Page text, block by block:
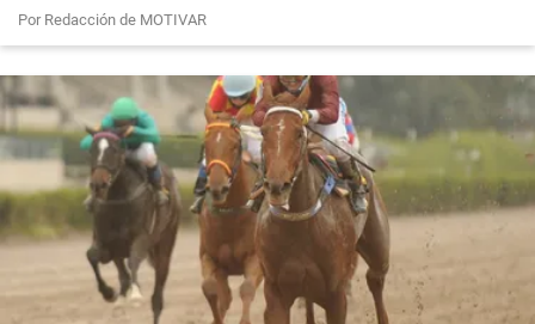
Por Redacción de MOTIVAR